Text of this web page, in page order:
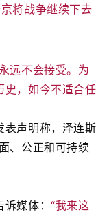
将战争继续下去
远不会接受。为
史，如今不适合任
表声明称，泽连斯
、公正和可持续
诉媒体：“我来这